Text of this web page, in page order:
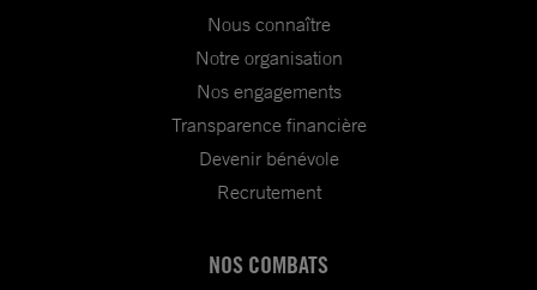
Nous connaître
Notre organisation
Nos engagements
Transparence financière
Devenir bénévole
Recrutement
NOS COMBATS